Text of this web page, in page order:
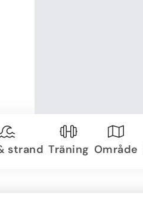
strand Träning Område